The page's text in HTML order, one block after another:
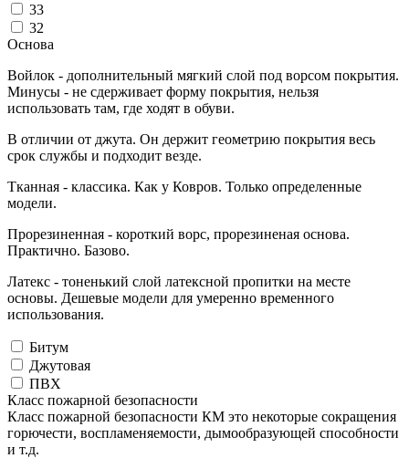
33
32
Основа
Войлок - дополнительный мягкий слой под ворсом покрытия.
Минусы - не сдерживает форму покрытия, нельзя
использовать там, где ходят в обуви.
В отличии от джута. Он держит геометрию покрытия весь
срок службы и подходит везде.
Тканная - классика. Как у Ковров. Только определенные
модели.
Прорезиненная - короткий ворс, прорезиненая основа.
Практично. Базово.
Латекс - тоненький слой латексной пропитки на месте
основы. Дешевые модели для умеренно временного
использования.
Битум
Джутовая
ПВХ
Класс пожарной безопасности
Класс пожарной безопасности КМ это некоторые сокращения
горючести, воспламеняемости, дымообразующей способности
и т.д.